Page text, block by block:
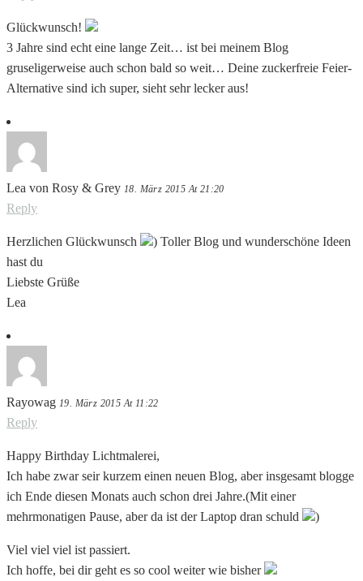
Glückwunsch!
3 Jahre sind echt eine lange Zeit… ist bei meinem Blog
gruseligerweise auch schon bald so weit… Deine zuckerfreie Feier-
Alternative sind ich super, sieht sehr lecker aus!
Lea von Rosy & Grey 18. März 2015 At 21:20
Reply
Herzlichen Glückwunsch
) Toller Blog und wunderschöne Ideen
hast du
Liebste Grüße
Lea
Rayowag 19. März 2015 At 11:22
Reply
Happy Birthday Lichtmalerei,
Ich habe zwar seir kurzem einen neuen Blog, aber insgesamt blogge
ich Ende diesen Monats auch schon drei Jahre.(Mit einer
mehrmonatigen Pause, aber da ist der Laptop dran schuld
)
Viel viel viel ist passiert.
Ich hoffe, bei dir geht es so cool weiter wie bisher